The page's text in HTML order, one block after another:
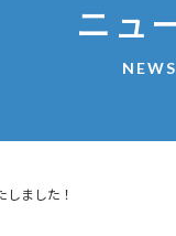
ニュ
NEWS
しました！